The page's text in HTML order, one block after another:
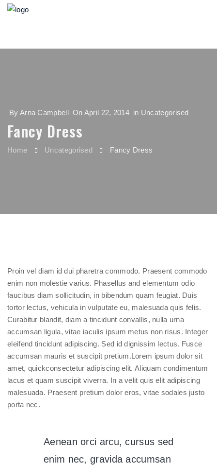
By Arna Campbell On April 22, 2014 in Uncategorised
Fancy Dress
Home Uncategorised Fancy Dress
Proin vel diam id dui pharetra commodo. Praesent commodo
enim non molestie varius. Phasellus and elementum odio
faucibus diam sollicitudin, in bibendum quam feugiat. Duis
tortor lectus, vehicula in vulputate eu, malesuada quis felis.
Curabitur blandit, diam a tincidunt convallis, nulla urna
accumsan ligula, vitae iaculis ipsum metus non risus. Integer
eleifend tincidunt adipiscing. Sed id dignissim lectus. Fusce
accumsan mauris et suscipit pretium.Lorem ipsum dolor sit
amet, quickconsectetur adipiscing elit. Aliquam condimentum
lacus et quam suscipit viverra. In a velit quis elit adipiscing
malesuada. Praesent pretium dolor eros, vitae sodales justo
porta nec.
Aenean orci arcu, cursus sed
enim nec, gravida accumsan